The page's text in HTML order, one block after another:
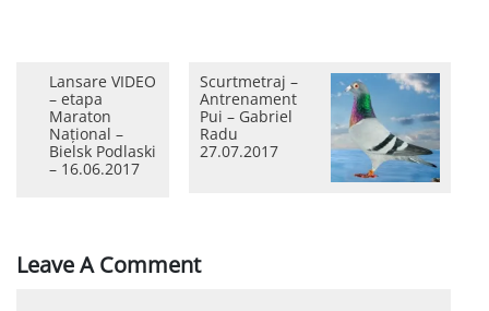
Lansare VIDEO
– etapa
Maraton
Național –
Bielsk Podlaski
– 16.06.2017
Scurtmetraj –
Antrenament
Pui – Gabriel
Radu
27.07.2017
Leave A Comment